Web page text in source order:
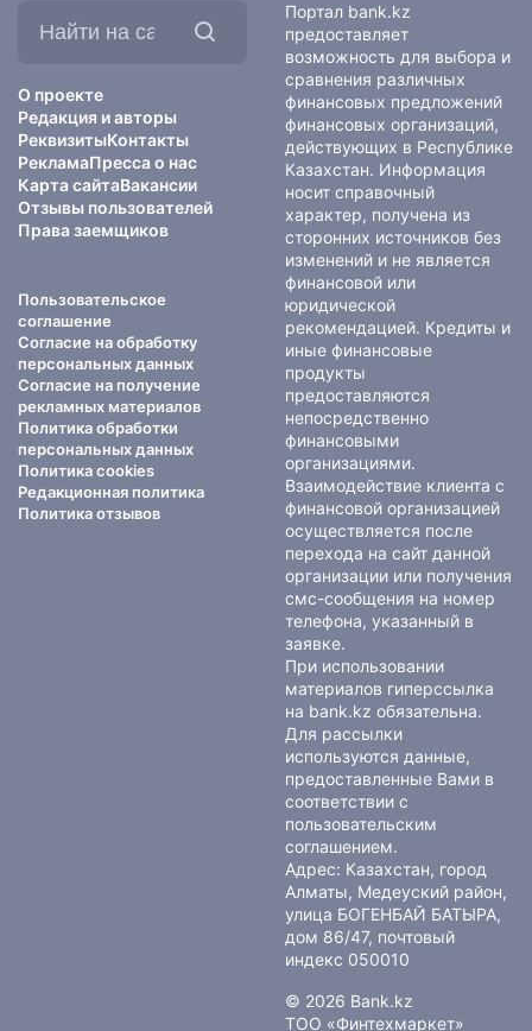
О проекте
Редакция и авторы
РеквизитыКонтакты
РекламаПресса о нас
Карта сайтаВакансии
Отзывы пользователей
Права заемщиков
Пользовательское
соглашение
Согласие на обработку
персональных данных
Согласие на получение
рекламных материалов
Политика обработки
персональных данных
Политика cookies
Редакционная политика
Политика отзывов
Портал bank.kz
предоставляет
возможность для выбора и
сравнения различных
финансовых предложений
финансовых организаций,
действующих в Республике
Казахстан. Информация
носит справочный
характер, получена из
сторонних источников без
изменений и не является
финансовой или
юридической
рекомендацией. Кредиты и
иные финансовые
продукты
предоставляются
непосредственно
финансовыми
организациями.
Взаимодействие клиента с
финансовой организацией
осуществляется после
перехода на сайт данной
организации или получения
смс-сообщения на номер
телефона, указанный в
заявке.
При использовании
материалов гиперссылка
на bank.kz обязательна.
Для рассылки
используются данные,
предоставленные Вами в
соответствии с
пользовательским
соглашением.
Адрес: Казахстан, город
Алматы, Медеуский район,
улица БОГЕНБАЙ БАТЫРА,
дом 86/47, почтовый
индекс 050010
© 2026 Bank.kz
ТОО «Финтехмаркет»